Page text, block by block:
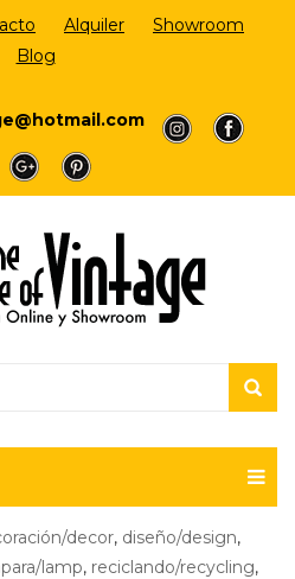
Alquiler
Showroom
Blog
a
a
a a
decor, diseño/design,
lamp, reciclando/recycling,